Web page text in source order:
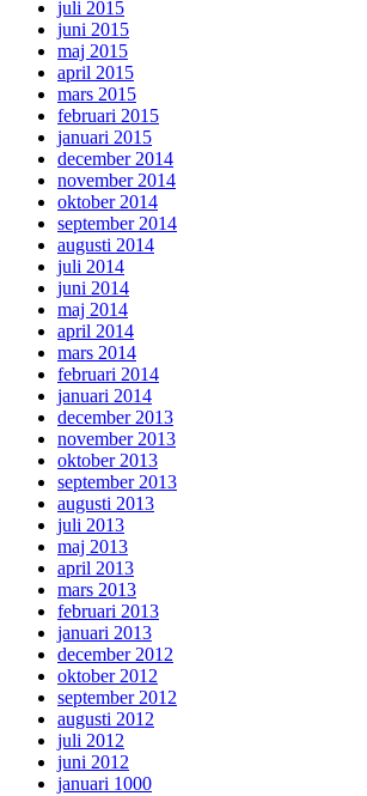
juli 2015
juni 2015
maj 2015
april 2015
mars 2015
februari 2015
januari 2015
december 2014
november 2014
oktober 2014
september 2014
augusti 2014
juli 2014
juni 2014
maj 2014
april 2014
mars 2014
februari 2014
januari 2014
december 2013
november 2013
oktober 2013
september 2013
augusti 2013
juli 2013
maj 2013
april 2013
mars 2013
februari 2013
januari 2013
december 2012
oktober 2012
september 2012
augusti 2012
juli 2012
juni 2012
januari 1000